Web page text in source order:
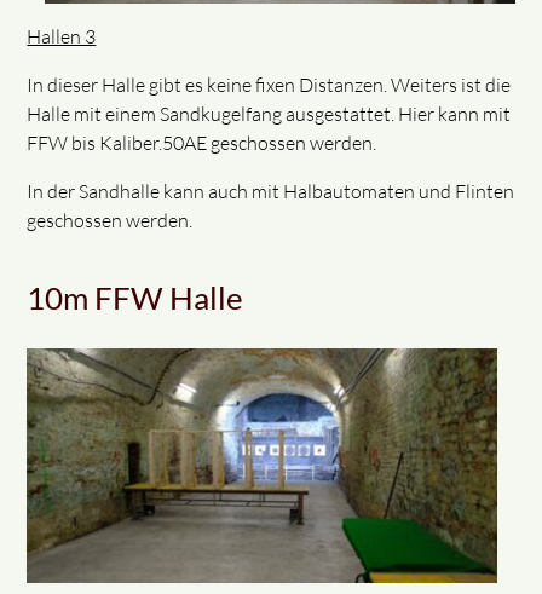
Hallen 3
In dieser Halle gibt es keine fixen Distanzen. Weiters ist die
Halle mit einem Sandkugelfang ausgestattet. Hier kann mit
FFW bis Kaliber.50AE geschossen werden.
In der Sandhalle kann auch mit Halbautomaten und Flinten
geschossen werden.
10m FFW Halle